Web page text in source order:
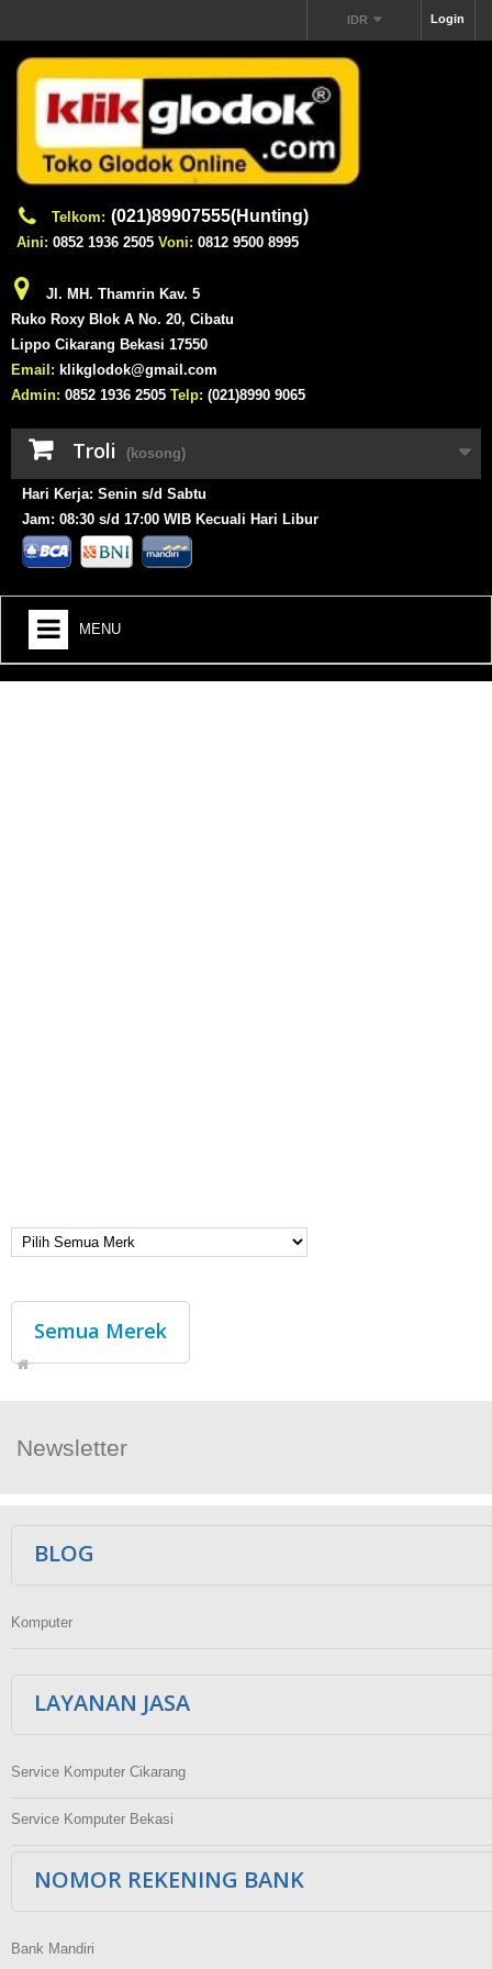
Login
IDR
Telkom: (021)89907555(Hunting)
Aini: 0852 1936 2505 Voni: 0812 9500 8995
Jl. MH. Thamrin Kav. 5
Ruko Roxy Blok A No. 20, Cibatu
Lippo Cikarang Bekasi 17550
Email: klikglodok@gmail.com
Admin: 0852 1936 2505 Telp: (021)8990 9065
Troli (kosong)
Hari Kerja: Senin s/d Sabtu
Jam: 08:30 s/d 17:00 WIB Kecuali Hari Libur
MENU
Semua Merek
Newsletter
BLOG
Komputer
LAYANAN JASA
Service Komputer Cikarang
Service Komputer Bekasi
NOMOR REKENING BANK
Bank Mandiri